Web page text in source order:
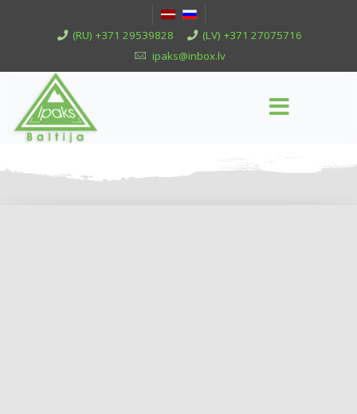
(RU) +371 29539828
(LV) +371 27075716
ipaks@inbox.lv